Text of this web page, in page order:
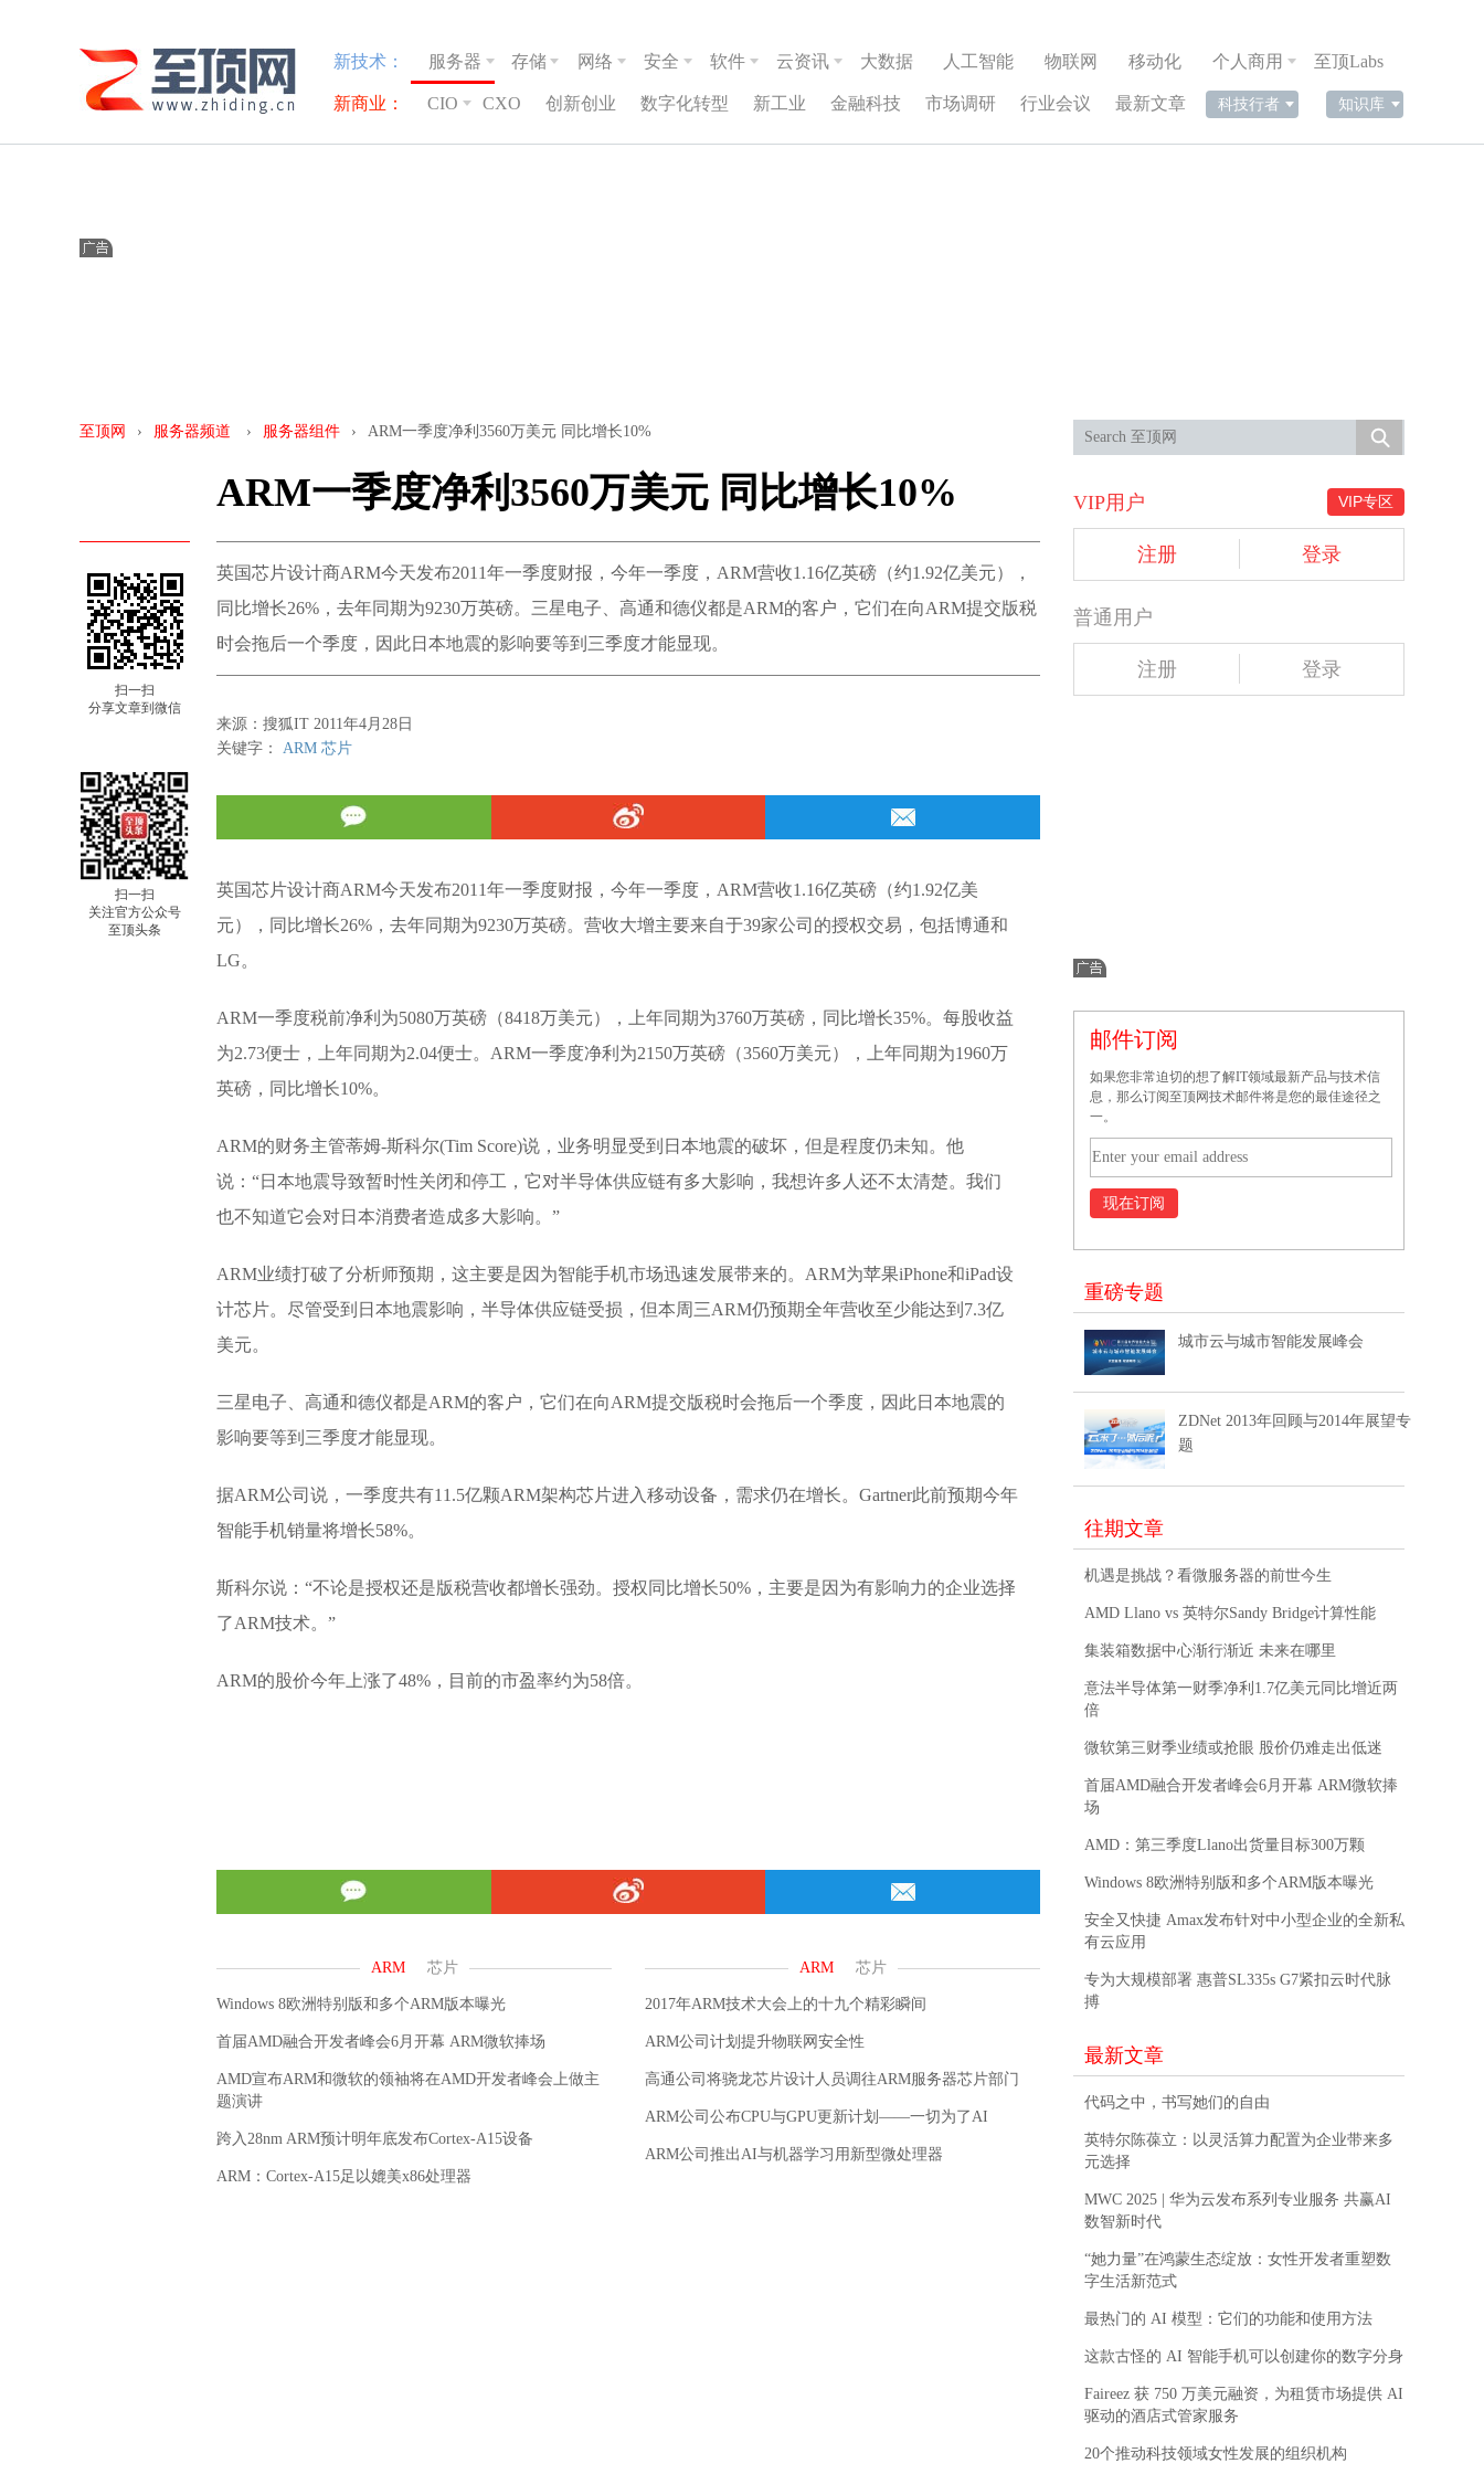
新技术： 服务器 存储 网络 安全 软件 云资讯 大数据 人工智能 物联网 移动化 个人商用 至顶Labs
新商业： CIO CXO 创新创业 数字化转型 新工业 金融科技 市场调研 行业会议 最新文章 科技行者 知识库
至顶网 › 服务器频道 › 服务器组件 › ARM一季度净利3560万美元 同比增长10%
ARM一季度净利3560万美元 同比增长10%
扫一扫
分享文章到微信
扫一扫
关注官方公众号
至顶头条
英国芯片设计商ARM今天发布2011年一季度财报，今年一季度，ARM营收1.16亿英磅（约1.92亿美元），
同比增长26%，去年同期为9230万英磅。三星电子、高通和德仪都是ARM的客户，它们在向ARM提交版税
时会拖后一个季度，因此日本地震的影响要等到三季度才能显现。
来源：搜狐IT 2011年4月28日
关键字： ARM 芯片
英国芯片设计商ARM今天发布2011年一季度财报，今年一季度，ARM营收1.16亿英磅（约1.92亿美
元），同比增长26%，去年同期为9230万英磅。营收大增主要来自于39家公司的授权交易，包括博通和
LG。
ARM一季度税前净利为5080万英磅（8418万美元），上年同期为3760万英磅，同比增长35%。每股收益
为2.73便士，上年同期为2.04便士。ARM一季度净利为2150万英磅（3560万美元），上年同期为1960万
英磅，同比增长10%。
ARM的财务主管蒂姆-斯科尔(Tim Score)说，业务明显受到日本地震的破坏，但是程度仍未知。他
说：“日本地震导致暂时性关闭和停工，它对半导体供应链有多大影响，我想许多人还不太清楚。我们
也不知道它会对日本消费者造成多大影响。”
ARM业绩打破了分析师预期，这主要是因为智能手机市场迅速发展带来的。ARM为苹果iPhone和iPad设
计芯片。尽管受到日本地震影响，半导体供应链受损，但本周三ARM仍预期全年营收至少能达到7.3亿
美元。
三星电子、高通和德仪都是ARM的客户，它们在向ARM提交版税时会拖后一个季度，因此日本地震的
影响要等到三季度才能显现。
据ARM公司说，一季度共有11.5亿颗ARM架构芯片进入移动设备，需求仍在增长。Gartner此前预期今年
智能手机销量将增长58%。
斯科尔说：“不论是授权还是版税营收都增长强劲。授权同比增长50%，主要是因为有影响力的企业选择
了ARM技术。”
ARM的股价今年上涨了48%，目前的市盈率约为58倍。
Windows 8欧洲特别版和多个ARM版本曝光
首届AMD融合开发者峰会6月开幕 ARM微软捧场
AMD宣布ARM和微软的领袖将在AMD开发者峰会上做主
题演讲
跨入28nm ARM预计明年底发布Cortex-A15设备
ARM：Cortex-A15足以媲美x86处理器
2017年ARM技术大会上的十九个精彩瞬间
ARM公司计划提升物联网安全性
高通公司将骁龙芯片设计人员调往ARM服务器芯片部门
ARM公司公布CPU与GPU更新计划——一切为了AI
ARM公司推出AI与机器学习用新型微处理器
VIP专区
VIP用户
注册 登录
普通用户
注册 登录
邮件订阅
如果您非常迫切的想了解IT领域最新产品与技术信
息，那么订阅至顶网技术邮件将是您的最佳途径之
一。
重磅专题
城市云与城市智能发展峰会
ZDNet 2013年回顾与2014年展望专
题
往期文章
机遇是挑战？看微服务器的前世今生
AMD Llano vs 英特尔Sandy Bridge计算性能
集装箱数据中心渐行渐近 未来在哪里
意法半导体第一财季净利1.7亿美元同比增近两
倍
微软第三财季业绩或抢眼 股价仍难走出低迷
首届AMD融合开发者峰会6月开幕 ARM微软捧
场
AMD：第三季度Llano出货量目标300万颗
Windows 8欧洲特别版和多个ARM版本曝光
安全又快捷 Amax发布针对中小型企业的全新私
有云应用
专为大规模部署 惠普SL335s G7紧扣云时代脉
搏
最新文章
代码之中，书写她们的自由
英特尔陈葆立：以灵活算力配置为企业带来多
元选择
MWC 2025 | 华为云发布系列专业服务 共赢AI
数智新时代
“她力量”在鸿蒙生态绽放：女性开发者重塑数
字生活新范式
最热门的 AI 模型：它们的功能和使用方法
这款古怪的 AI 智能手机可以创建你的数字分身
Faireez 获 750 万美元融资，为租赁市场提供 AI
驱动的酒店式管家服务
20个推动科技领域女性发展的组织机构